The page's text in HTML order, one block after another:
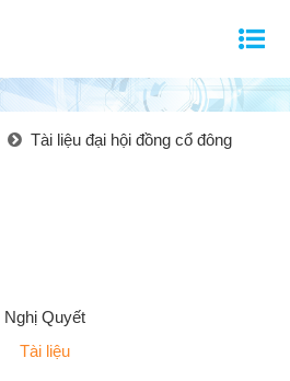
Tài liệu đại hội đồng cổ đông
Nghị Quyết
Tài liệu